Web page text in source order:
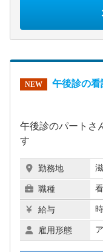
NEW 午後診の看
午後診のパートさ
す
勤務地
職種
給与
雇用形態